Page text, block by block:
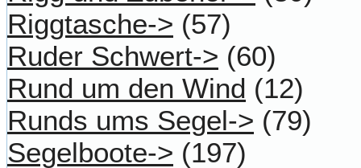
Riggtasche-> (57)
Ruder Schwert-> (60)
Rund um den Wind (12)
Runds ums Segel-> (79)
Segelboote-> (197)